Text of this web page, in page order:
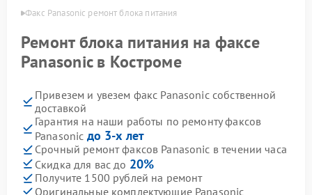
Факс Panasonic ремонт блока питания
Ремонт блока питания на факсе
Panasonic в Костроме
Привезем и увезем факс Panasonic собственной
доставкой
Гарантия на наши работы по ремонту факсов
Panasonic до 3-х лет
Срочный ремонт факсов Panasonic в течении часа
Скидка для вас до 20%
Получите 1500 рублей на ремонт
Оригинальные комплектующие Panasonic